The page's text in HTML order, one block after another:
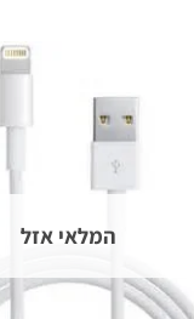
המלאי אזל